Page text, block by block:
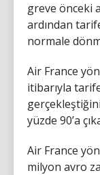
greve önceki
ardından
normale
Air France
itibarıyla
yüzde 90’a
Air France
milyon avro